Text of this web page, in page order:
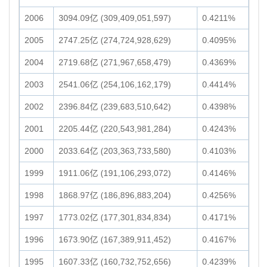
2006 3094.09亿 (309,409,051,597) 0.4211%
2005 2747.25亿 (274,724,928,629) 0.4095%
2004 2719.68亿 (271,967,658,479) 0.4369%
2003 2541.06亿 (254,106,162,179) 0.4414%
2002 2396.84亿 (239,683,510,642) 0.4398%
2001 2205.44亿 (220,543,981,284) 0.4243%
2000 2033.64亿 (203,363,733,580) 0.4103%
1999 1911.06亿 (191,106,293,072) 0.4146%
1998 1868.97亿 (186,896,883,204) 0.4256%
1997 1773.02亿 (177,301,834,834) 0.4171%
1996 1673.90亿 (167,389,911,452) 0.4167%
1995 1607.33亿 (160,732,752,656) 0.4239%